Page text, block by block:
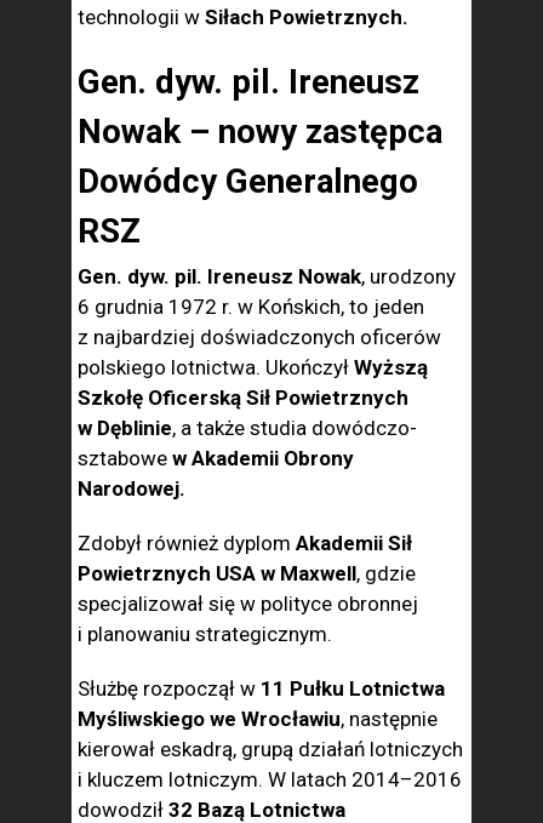
technologii w Siłach Powietrznych.
Gen. dyw. pil. Ireneusz
Nowak – nowy zastępca
Dowódcy Generalnego
RSZ
Gen. dyw. pil. Ireneusz Nowak, urodzony
6 grudnia 1972 r. w Końskich, to jeden
z najbardziej doświadczonych oficerów
polskiego lotnictwa. Ukończył Wyższą
Szkołę Oficerską Sił Powietrznych
w Dęblinie, a także studia dowódczo-
sztabowe w Akademii Obrony
Narodowej.
Zdobył również dyplom Akademii Sił
Powietrznych USA w Maxwell, gdzie
specjalizował się w polityce obronnej
i planowaniu strategicznym.
Służbę rozpoczął w 11 Pułku Lotnictwa
Myśliwskiego we Wrocławiu, następnie
kierował eskadrą, grupą działań lotniczych
i kluczem lotniczym. W latach 2014–2016
dowodził 32 Bazą Lotnictwa